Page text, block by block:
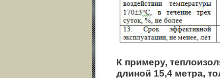
К примеру,
длиной 15,4 метра,